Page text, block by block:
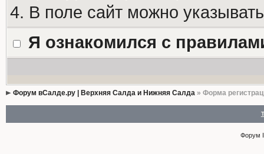
4. В поле сайт можно
Я ознакомился с
Форум вСалде.ру | Верхняя Салда и Нижняя Салда» Форма
Форум